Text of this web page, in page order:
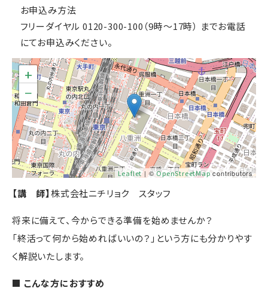
お申込み方法
フリーダイヤル 0120-300-100（9時～17時） までお電話
にてお申込みください。
+
−
Leaflet| ©OpenStreetMapcontributors
【講 師】株式会社ニチリョク スタッフ
将来に備えて、今からできる準備を始めませんか？
「終活って何から始めればいいの？」という方にも分かりやす
く解説いたします。
■ こんな方におすすめ